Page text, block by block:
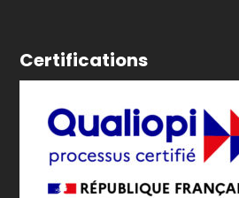
Certifications